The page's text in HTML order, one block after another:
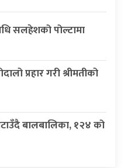
सलहेशको पोल्टामा
प्रहार गरी श्रीमतीको
बालबालिका, १२४ को